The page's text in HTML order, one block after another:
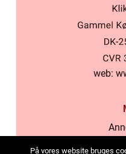
web:
På vores website bruges